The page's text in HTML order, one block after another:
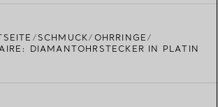
SCHMUCK
OHRRINGE
DIAMANTOHRSTECKER IN PLATIN